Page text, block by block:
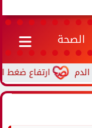
الصحة
ارتفاع ضغط الدم